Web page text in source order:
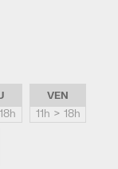
VEN
11h > 18h